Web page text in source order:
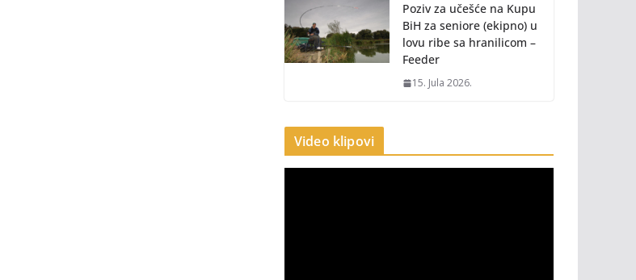
Poziv za učešće na Kupu
BiH za seniore (ekipno) u
lovu ribe sa hranilicom –
Feeder
15. Jula 2026.
Video klipovi